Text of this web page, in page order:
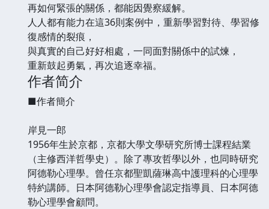
再如何緊張的關係，都能因覺察緩解。
人人都有能力在這36則案例中，重新學習對待、學習修
復感情的裂痕，
與真實的自己好好相處，一同面對關係中的試煉，
重新鼓起勇氣，再次追逐幸福。
作者简介
■作者簡介
岸見一郎
1956年生於京都，京都大學文學研究所博士課程結業
（主修西洋哲學史）。除了專攻哲學以外，也同時研究
阿德勒心理學。曾任京都聖凱薩琳高中護理科的心理學
特約講師。日本阿德勒心理學會認定指導員、日本阿德
勒心理學會顧問。